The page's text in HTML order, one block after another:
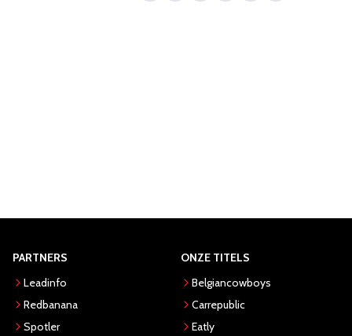
PARTNERS
Leadinfo
Redbanana
Spotler
ONZE TITELS
Belgiancowboys
Carrepublic
Eatly